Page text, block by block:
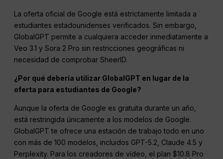
La oferta oficial de Google está estrictamente limitada a
estudiantes estadounidenses verificados. Sin embargo,
GlobalGPT permite a cualquiera acceder inmediatamente a
Veo 3.1 y Sora 2 Pro sin restricciones geográficas ni
necesidad de comprobar SheerID.
¿Por qué debería utilizar GlobalGPT en lugar de la
oferta para estudiantes de Google?
Aunque la oferta de Google es gratuita durante un año,
está restringida únicamente a los modelos de Google.
GlobalGPT te ofrece una estación de trabajo todo en uno
con más de 100 modelos, incluidos GPT-5.2, Claude 4.5 y
Perplexity. Para los creadores de vídeo, el plan $10.8 Pro